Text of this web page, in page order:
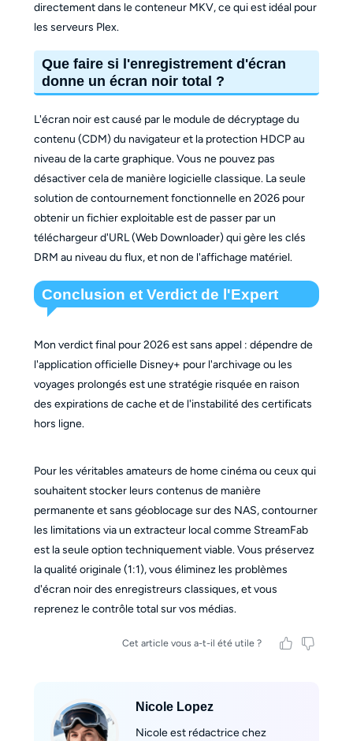
directement dans le conteneur MKV, ce qui est idéal pour
les serveurs Plex.
Que faire si l'enregistrement d'écran
donne un écran noir total ?
L'écran noir est causé par le module de décryptage du
contenu (CDM) du navigateur et la protection HDCP au
niveau de la carte graphique. Vous ne pouvez pas
désactiver cela de manière logicielle classique. La seule
solution de contournement fonctionnelle en 2026 pour
obtenir un fichier exploitable est de passer par un
téléchargeur d'URL (Web Downloader) qui gère les clés
DRM au niveau du flux, et non de l'affichage matériel.
Conclusion et Verdict de l'Expert
Mon verdict final pour 2026 est sans appel : dépendre de
l'application officielle Disney+ pour l'archivage ou les
voyages prolongés est une stratégie risquée en raison
des expirations de cache et de l'instabilité des certificats
hors ligne.
Pour les véritables amateurs de home cinéma ou ceux qui
souhaitent stocker leurs contenus de manière
permanente et sans géoblocage sur des NAS, contourner
les limitations via un extracteur local comme StreamFab
est la seule option techniquement viable. Vous préservez
la qualité originale (1:1), vous éliminez les problèmes
d'écran noir des enregistreurs classiques, et vous
reprenez le contrôle total sur vos médias.
Cet article vous a-t-il été utile ?
Nicole Lopez
Nicole est rédactrice chez